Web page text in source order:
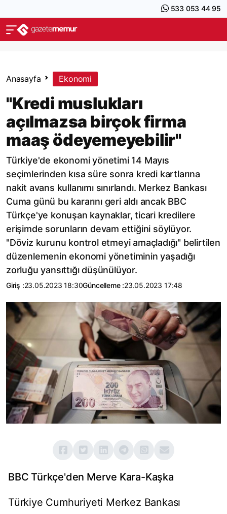
533 053 44 95
Anasayfa Ekonomi
"Kredi muslukları
açılmazsa birçok firma
maaş ödeyemeyebilir"
Türkiye'de ekonomi yönetimi 14 Mayıs
seçimlerinden kısa süre sonra kredi kartlarına
nakit avans kullanımı sınırlandı. Merkez Bankası
Cuma günü bu kararını geri aldı ancak BBC
Türkçe'ye konuşan kaynaklar, ticari kredilere
erişimde sorunların devam ettiğini söylüyor.
"Döviz kurunu kontrol etmeyi amaçladığı" belirtilen
düzenlemenin ekonomi yönetiminin yaşadığı
zorluğu yansıttığı düşünülüyor.
Giriş :23.05.2023 18:30Güncelleme :23.05.2023 17:48
BBC Türkçe'den Merve Kara-Kaşka
Türkiye Cumhuriyeti Merkez Bankası